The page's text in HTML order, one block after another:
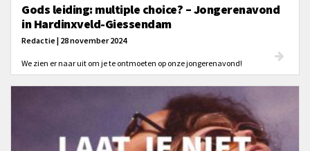
Gods leiding: multiple choice? – Jongerenavond
in Hardinxveld-Giessendam
Redactie | 28 november 2024
We zien er naar uit om je te ontmoeten op onze jongerenavond!